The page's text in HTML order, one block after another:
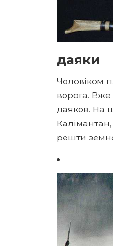
даяки
Чоловіком
ворога. Вже
даяков. На
решти